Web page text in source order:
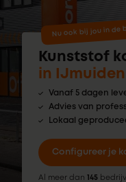
Nu ook bij jou in de
Kunststof
in IJmuiden
Vanaf 5 dagen
Advies van
Lokaal
Configureer je
Al meer dan 145